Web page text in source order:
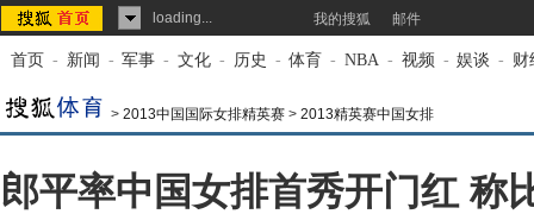
loading... 我的搜狐 邮件
首页 - 新闻 - 军事 - 文化 - 历史 - 体育 - NBA - 视频 - 娱谈 - 财
> 2013中国国际女排精英赛 > 2013精英赛中国女排
郎平率中国女排首秀开门红 称